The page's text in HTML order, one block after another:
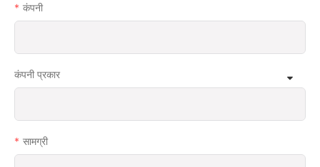
कंपनी
कंपनी प्रकार
सामग्री